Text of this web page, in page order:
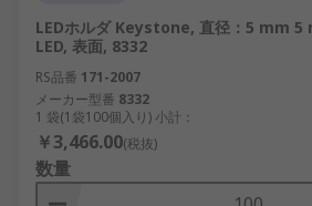
LEDホルダ Keystone, 直径：5 mm 5
LED, 表面, 8332
RS品番 171-2007
メーカー型番 8332
1 袋(1袋100個入り) 小計：
￥3,466.00(税抜)
数量